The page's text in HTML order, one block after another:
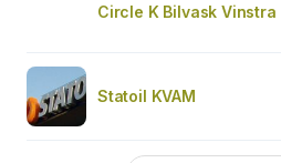
Circle K Bilvask Vinstra
Statoil KVAM